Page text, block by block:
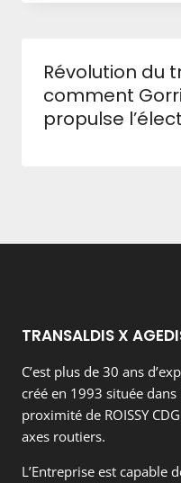
Révolution du
comment
propulse
TRANSALDIS X
C’est plus de 30 ans
créé en 1993 située dans
proximité de ROISSY
axes routiers.
L’Entreprise est capable